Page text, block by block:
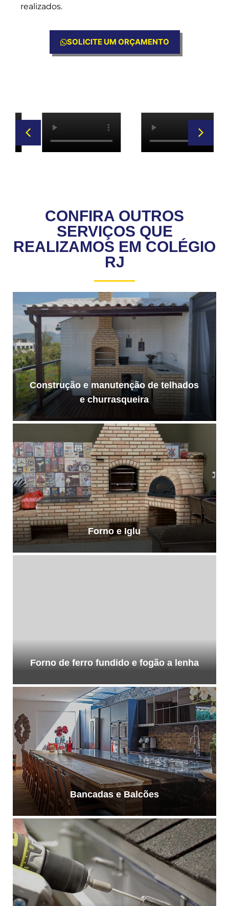
realizados.
SOLICITE UM ORÇAMENTO
CONFIRA OUTROS
SERVIÇOS QUE
REALIZAMOS EM COLÉGIO
RJ
Construção e manutenção de telhados
e churrasqueira
Forno e Iglu
Forno de ferro fundido e fogão a lenha
Bancadas e Balcões